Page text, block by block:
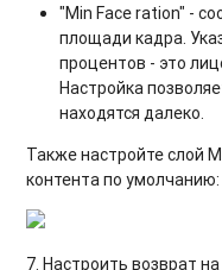
"Min Face ration" -
площади кадра.
процентов - это
Настройка
находятся далеко.
Также настройте слой
контента по умолчанию:
7. Настроить возврат